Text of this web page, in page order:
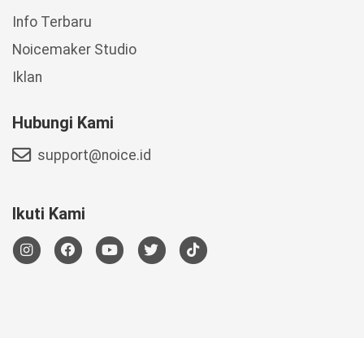
Info Terbaru
Noicemaker Studio
Iklan
Hubungi Kami
support@noice.id
Ikuti Kami